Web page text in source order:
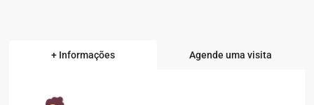
+ Informações Agende uma visita